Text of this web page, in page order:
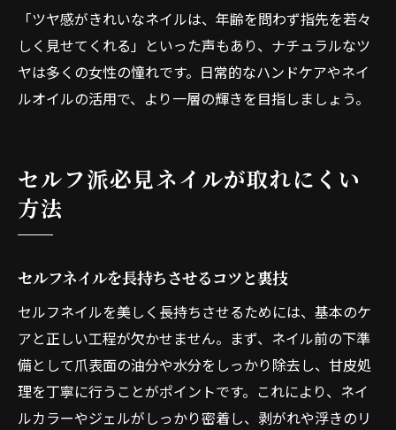
「ツヤ感がきれいなネイルは、年齢を問わず指先を若々
しく見せてくれる」といった声もあり、ナチュラルなツ
ヤは多くの女性の憧れです。日常的なハンドケアやネイ
ルオイルの活用で、より一層の輝きを目指しましょう。
セルフ派必見ネイルが取れにくい
方法
セルフネイルを長持ちさせるコツと裏技
セルフネイルを美しく長持ちさせるためには、基本のケ
アと正しい工程が欠かせません。まず、ネイル前の下準
備として爪表面の油分や水分をしっかり除去し、甘皮処
理を丁寧に行うことがポイントです。これにより、ネイ
ルカラーやジェルがしっかり密着し、剥がれや浮きのリ